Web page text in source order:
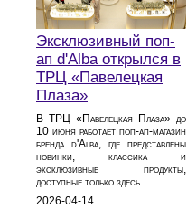
Эксклюзивный поп-
ап d'Alba открылся в
ТРЦ «Павелецкая
Плаза»
В ТРЦ «Павелецкая Плаза» до
10 июня работает поп-ап-магазин
бренда d'Alba, где представлены
новинки, классика и
эксклюзивные продукты,
доступные только здесь.
2026-04-14